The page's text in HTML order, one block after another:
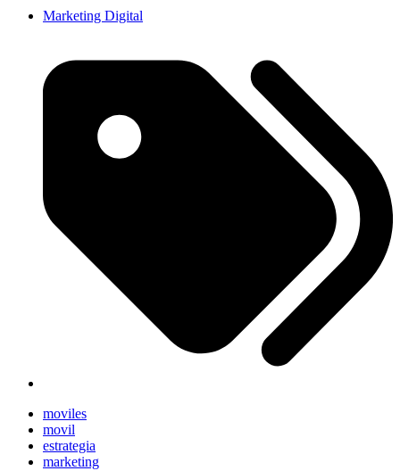
Marketing Digital
moviles
movil
estrategia
marketing